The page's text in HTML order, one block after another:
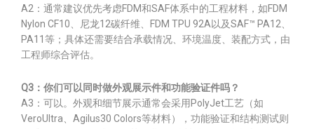
A2：通常建议优先考虑FDM和SAF体系中的工程材料，如FDM
Nylon CF10、尼龙12碳纤维、FDM TPU 92A以及SAF™ PA12、
PA11等；具体还需要结合承载情况、环境温度、装配方式，由
工程师综合评估。
Q3：你们可以同时做外观展示件和功能验证件吗？
A3：可以。外观和细节展示通常会采用PolyJet工艺（如
VeroUltra、Agilus30 Colors等材料），功能验证和结构测试则